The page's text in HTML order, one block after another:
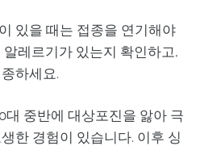
있을 때는 접종을 연기해야
레르기가 있는지 확인하고,
하세요.
대 중반에 대상포진을 앓아 극
한 경험이 있습니다. 이후 싱